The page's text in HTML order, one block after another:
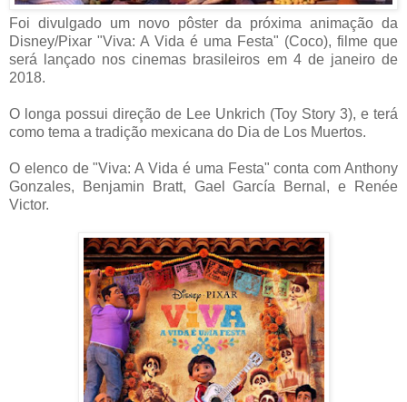
Foi divulgado um novo pôster da próxima animação da
Disney/Pixar "Viva: A Vida é uma Festa" (Coco), filme que
será lançado nos cinemas brasileiros em 4 de janeiro de
2018.
O longa possui direção de Lee Unkrich (Toy Story 3), e terá
como tema a tradição mexicana do Dia de Los Muertos.
O elenco de "Viva: A Vida é uma Festa" conta com Anthony
Gonzales, Benjamin Bratt, Gael García Bernal, e Renée
Victor.